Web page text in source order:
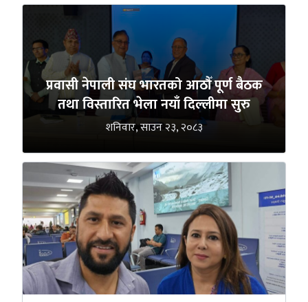
प्रवासी नेपाली संघ भारतको आठौँ पूर्ण बैठक
तथा विस्तारित भेला नयाँ दिल्लीमा सुरु
शनिवार, साउन २३, २०८३